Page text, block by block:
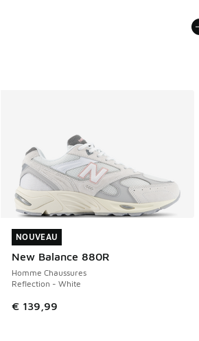
NOUVEAU
New Balance 880R
Homme Chaussures
Reflection - White
€ 139,99
NOUVEAU